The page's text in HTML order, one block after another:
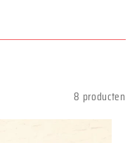
8 producten